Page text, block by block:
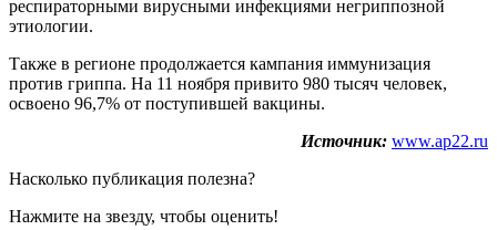
респираторными вирусными инфекциями негриппозной
этиологии.
Также в регионе продолжается кампания иммунизация
против гриппа. На 11 ноября привито 980 тысяч человек,
освоено 96,7% от поступившей вакцины.
Источник: www.ap22.ru
Насколько публикация полезна?
Нажмите на звезду, чтобы оценить!